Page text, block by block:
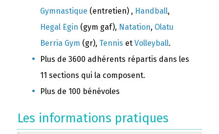
Gymnastique (entretien) , Handball,
Hegal Egin (gym gaf), Natation, Olatu
Berria Gym (gr), Tennis et Volleyball.
Plus de 3600 adhérents répartis dans les
11 sections qui la composent.
Plus de 100 bénévoles
Les informations pratiques